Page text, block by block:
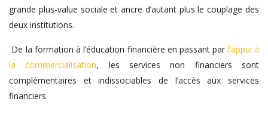
grande plus-value sociale et ancre d’autant plus le couplage des
deux institutions.
De la formation à l’éducation financière en passant par l’appui à
la commercialisation, les services non financiers sont
complémentaires et indissociables de l’accès aux services
financiers.